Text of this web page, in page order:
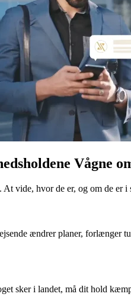
Vågne
At vide, hvor de er, og om de
ændrer planer, forlænger
sker i landet, må dit hold